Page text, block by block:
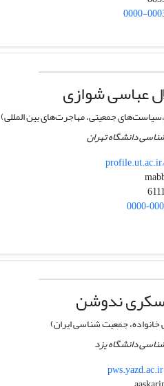
0000-
عباسی شوازی
جمعیتی، مهاجرت‌های بین المللی)
دانشگاه تهران
ندوشن
جمعیت شناسی ایران)
دانشگاه یزد